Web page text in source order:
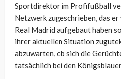
Sportdirektor im Profifußball
Netzwerk zugeschrieben, das
Real Madrid aufgebaut haben
ihrer aktuellen Situation
abzuwarten, ob sich die
tatsächlich bei den